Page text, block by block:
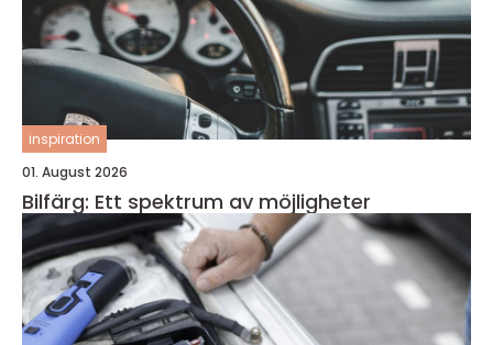
inspiration
01. August 2026
Bilfärg: Ett spektrum av möjligheter